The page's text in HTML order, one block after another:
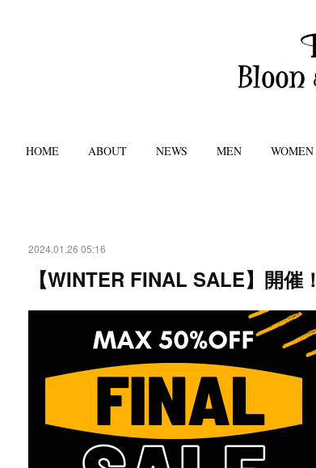
HOME ABOUT NEWS MEN WOMEN
2024.01.26 05:16
【WINTER FINAL SALE】開催！